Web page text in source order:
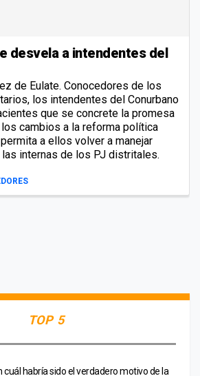
desvela a intendentes del
de Eulate. Conocedores de los
los intendentes del Conurbano
que se concrete la promesa
cambios a la reforma política
a ellos volver a manejar
internas de los PJ distritales.
TOP 5
cuál habría sido el verdadero motivo de la